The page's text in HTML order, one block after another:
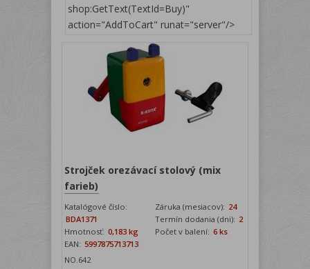
shop:GetText(TextId=Buy)"
action="AddToCart" runat="server"/>
Strojček orezávací stolový (mix
farieb)
Katalógové číslo:
BDA1371
Záruka (mesiacov): 24
Termín dodania (dni): 2
Hmotnosť: 0,183 kg Počet v balení: 6 ks
EAN: 5997875713713
NO.642